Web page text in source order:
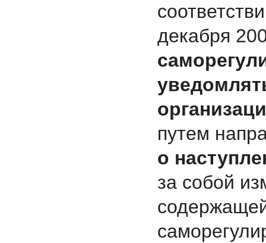
декабря
путем
о
за собой